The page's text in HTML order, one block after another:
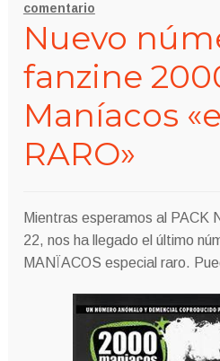
comentario
Nuevo
fanzine
Maníacos
RARO»
Mientras esperamos al PACK
22, nos ha llegado el último
MANÏACOS especial raro.